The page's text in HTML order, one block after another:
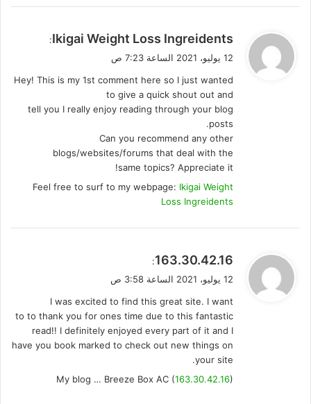
ي
ق
ل
Ikigai Weight Loss Ingreidents
:
12 يوليو، 2021 الساعة 7:23 ص
Hey! This is my 1st comment here so I just wanted
to give a quick shout out and
tell you I really enjoy reading through your blog
posts.
Can you recommend any other
blogs/websites/forums that deal with the
same topics? Appreciate it!
Feel free to surf to my webpage: Ikigai Weight
Loss Ingreidents
ي
ق
ل
163.30.42.16
:
12 يوليو، 2021 الساعة 3:58 ص
I was excited to find this great site. I want
to to thank you for ones time due to this fantastic
read!! I definitely enjoyed every part of it and I
have you book marked to check out new things on
your site.
My blog … Breeze Box AC (163.30.42.16)